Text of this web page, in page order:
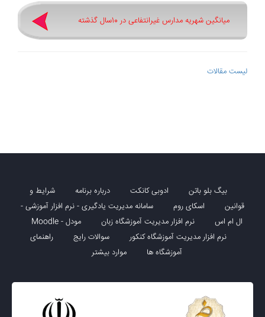
میانگین شهریه مدارس غیرانتفاعی در 10سال گذشته
لیست مقالات
بیگ بلو باتن ادوبی کانکت درباره برنامه
شرایط و
قوانین
اسکای روم
سامانه مدیریت یادگیری - نرم افزار آموزشی -
ال ام اس
نرم افزار مدیریت آموزشگاه زبان
مودل - Moodle
نرم افزار مدیریت آموزشگاه کنکور
سوالات رایج
راهنمای
آموزشگاه ها
موارد بیشتر